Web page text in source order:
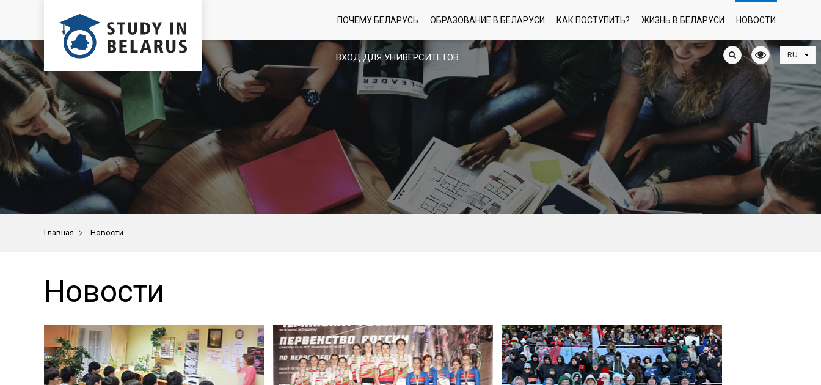
ВХОД ДЛЯ УНИВЕРСИТЕТОВ
ПОЧЕМУ БЕЛАРУСЬ ОБРАЗОВАНИЕ В БЕЛАРУСИ КАК ПОСТУПИТЬ? ЖИЗНЬ В БЕЛАРУСИ НОВОСТИ
Главная > Новости
Новости